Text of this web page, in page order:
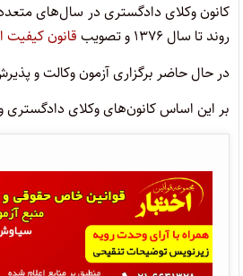
کانون وکلای دادگستری در سال‌های
روند تا سال ۱۳۷۶ و تصویب
قانون کیفیت
در حال حاضر برگزاری آزمون وکالت و
بر این اساس کانون‌های وکلای دادگستری